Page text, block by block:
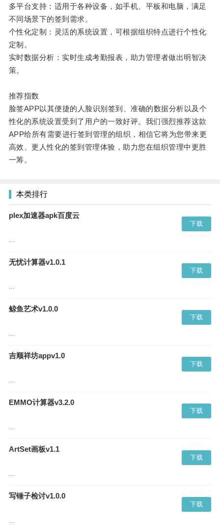
多平台支持：适用于各种设备，如手机、平板和电脑，满足
不同场景下的签到需求。
个性化定制：灵活的系统设置，可根据组织特点进行个性化
定制。
实时数据分析：实时生成考勤报表，助力管理者做出明智决
策。
推荐指数
脸签APP以其便捷的人脸识别签到、准确的数据分析以及个
性化的系统设置受到了用户的一致好评。我们强烈推荐这款
APP给所有需要进行签到管理的组织，相信它将为您带来更
高效、更人性化的签到管理体验，助力您在组织管理中更胜
一筹。
本类排行
plex加速器apk百度云
...
下载
无忧计算器v1.0.1
...
下载
鲸鱼艺术v1.0.0
...
下载
吉顺祥坊appv1.0
...
下载
EMMO计算器v3.2.0
...
下载
ArtSet画板v1.1
...
下载
写锤子检讨v1.0.0
...
下载